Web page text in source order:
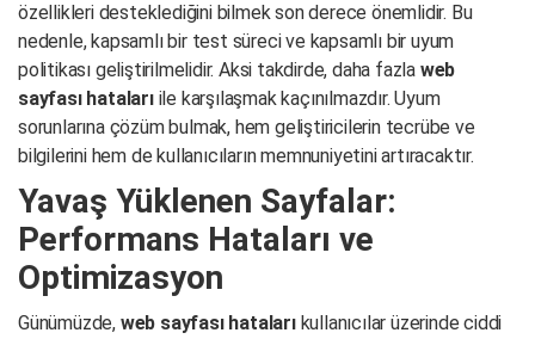
özellikleri desteklediğini bilmek son derece önemlidir. Bu
nedenle, kapsamlı bir test süreci ve kapsamlı bir uyum
politikası geliştirilmelidir. Aksi takdirde, daha fazla web
sayfası hatalarıile karşılaşmak kaçınılmazdır. Uyum
sorunlarına çözüm bulmak, hem geliştiricilerin tecrübe ve
bilgilerini hem de kullanıcıların memnuniyetini artıracaktır.
Yavaş Yüklenen Sayfalar:
Performans Hataları ve
Optimizasyon
Günümüzde, web sayfası hatalarıkullanıcılar üzerinde ciddi